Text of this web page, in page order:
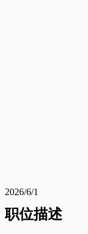
2026/6/1
职位描述